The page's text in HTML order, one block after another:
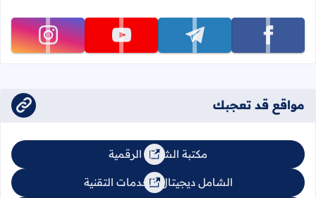
تابعنا على facebook تابعنا على telegram تابعنا على youtube تابعنا على instagram
مواقع قد تعجبك
مكتبة الشامل الرقمية
الشامل ديجيتال للخدمات التقنية